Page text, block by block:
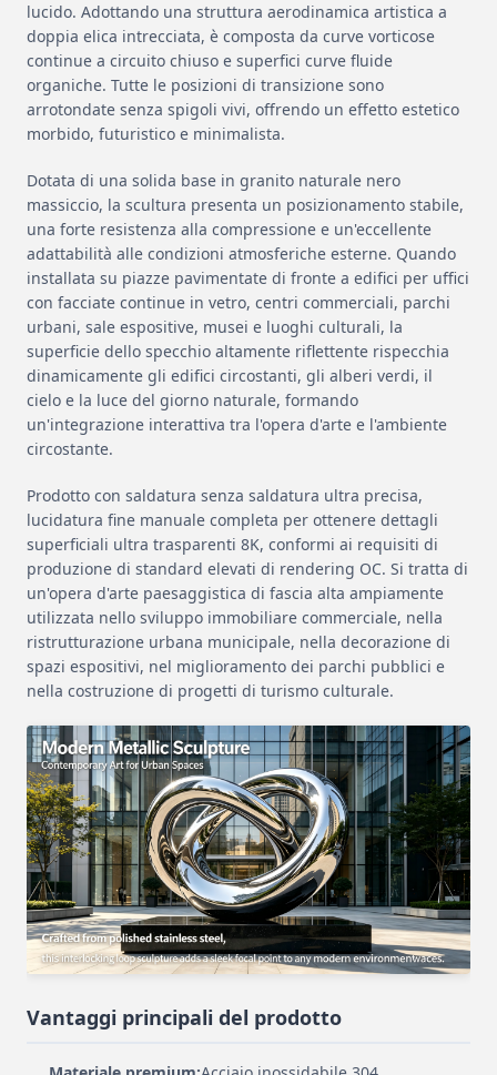
lucido. Adottando una struttura aerodinamica artistica a
doppia elica intrecciata, è composta da curve vorticose
continue a circuito chiuso e superfici curve fluide
organiche. Tutte le posizioni di transizione sono
arrotondate senza spigoli vivi, offrendo un effetto estetico
morbido, futuristico e minimalista.
Dotata di una solida base in granito naturale nero
massiccio, la scultura presenta un posizionamento stabile,
una forte resistenza alla compressione e un'eccellente
adattabilità alle condizioni atmosferiche esterne. Quando
installata su piazze pavimentate di fronte a edifici per uffici
con facciate continue in vetro, centri commerciali, parchi
urbani, sale espositive, musei e luoghi culturali, la
superficie dello specchio altamente riflettente rispecchia
dinamicamente gli edifici circostanti, gli alberi verdi, il
cielo e la luce del giorno naturale, formando
un'integrazione interattiva tra l'opera d'arte e l'ambiente
circostante.
Prodotto con saldatura senza saldatura ultra precisa,
lucidatura fine manuale completa per ottenere dettagli
superficiali ultra trasparenti 8K, conformi ai requisiti di
produzione di standard elevati di rendering OC. Si tratta di
un'opera d'arte paesaggistica di fascia alta ampiamente
utilizzata nello sviluppo immobiliare commerciale, nella
ristrutturazione urbana municipale, nella decorazione di
spazi espositivi, nel miglioramento dei parchi pubblici e
nella costruzione di progetti di turismo culturale.
Vantaggi principali del prodotto